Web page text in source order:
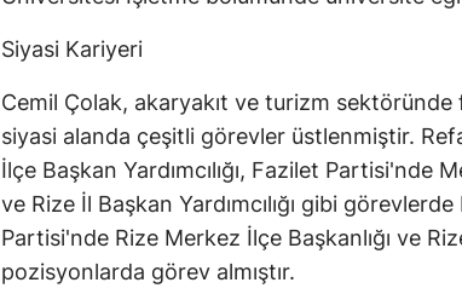
Siyasi Kariyeri
Cemil Çolak, akaryakıt ve turizm
siyasi alanda çeşitli görevler üstlenmiştir.
İlçe Başkan Yardımcılığı, Fazilet Partisi'nde
ve Rize İl Başkan Yardımcılığı gibi
Partisi'nde Rize Merkez İlçe Başkanlığı ve
pozisyonlarda görev almıştır.